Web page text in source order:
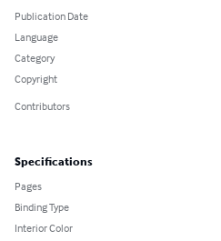
Publication Date
Language
Category
Copyright
Contributors
Specifications
Pages
Binding Type
Interior Color